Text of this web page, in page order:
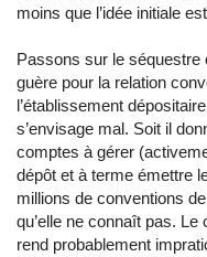
moins que l’idée initiale
Passons sur le séquestre
guère pour la relation
l’établissement
s’envisage mal. Soit il
comptes à gérer
dépôt et à terme émettre
millions de conventions
qu’elle ne connaît pas.
rend probablement